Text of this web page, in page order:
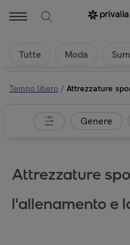
Tutte Moda
Tempo libero / Attrezzature
Genere
Attrezzature
l'allenamento e